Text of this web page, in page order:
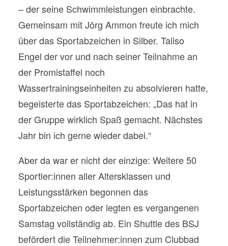
– der seine Schwimmleistungen einbrachte.
Gemeinsam mit Jörg Ammon freute ich mich
über das Sportabzeichen in Silber. Taliso
Engel der vor und nach seiner Teilnahme an
der Promistaffel noch
Wassertrainingseinheiten zu absolvieren hatte,
begeisterte das Sportabzeichen: „Das hat in
der Gruppe wirklich Spaß gemacht. Nächstes
Jahr bin ich gerne wieder dabei.“
Aber da war er nicht der einzige: Weitere 50
Sportler:innen aller Altersklassen und
Leistungsstärken begonnen das
Sportabzeichen oder legten es vergangenen
Samstag vollständig ab. Ein Shuttle des BSJ
befördert die Teilnehmer:innen zum Clubbad